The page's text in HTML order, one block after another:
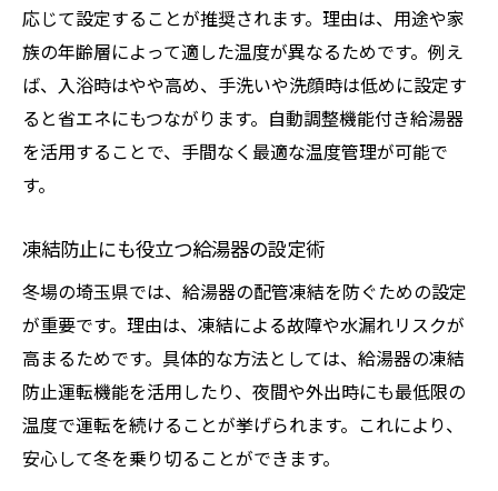
応じて設定することが推奨されます。理由は、用途や家
族の年齢層によって適した温度が異なるためです。例え
ば、入浴時はやや高め、手洗いや洗顔時は低めに設定す
ると省エネにもつながります。自動調整機能付き給湯器
を活用することで、手間なく最適な温度管理が可能で
す。
凍結防止にも役立つ給湯器の設定術
冬場の埼玉県では、給湯器の配管凍結を防ぐための設定
が重要です。理由は、凍結による故障や水漏れリスクが
高まるためです。具体的な方法としては、給湯器の凍結
防止運転機能を活用したり、夜間や外出時にも最低限の
温度で運転を続けることが挙げられます。これにより、
安心して冬を乗り切ることができます。